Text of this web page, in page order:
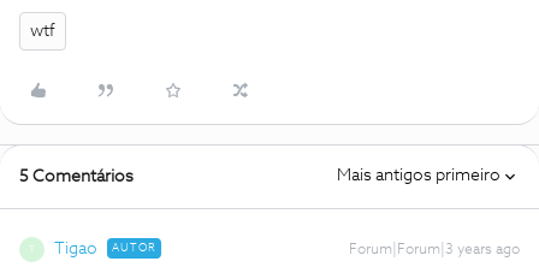
wtf
5 Comentários Mais antigos primeiro
Tigao AUTOR Forum|Forum|3 years ago